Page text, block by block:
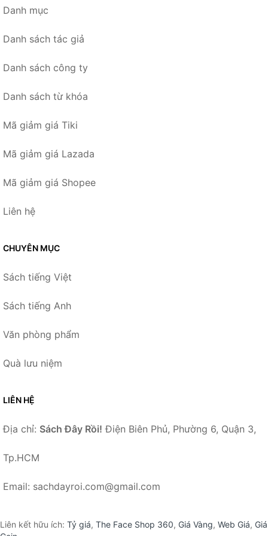
Danh mục
Danh sách tác giả
Danh sách công ty
Danh sách từ khóa
Mã giảm giá Tiki
Mã giảm giá Lazada
Mã giảm giá Shopee
Liên hệ
CHUYÊN MỤC
Sách tiếng Việt
Sách tiếng Anh
Văn phòng phẩm
Quà lưu niệm
LIÊN HỆ
Địa chỉ: Sách Đây Rồi! Điện Biên Phủ, Phường 6, Quận 3,
Tp.HCM
Email: sachdayroi.com@gmail.com
Liên kết hữu ích: Tỷ giá, The Face Shop 360, Giá Vàng, Web Giá, Giá